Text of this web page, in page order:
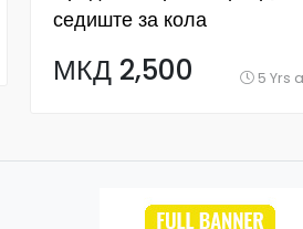
седиште за кола
МКД 2,500 5 Yrs